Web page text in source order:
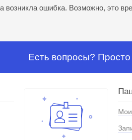
возникла ошибка. Возможно, это
Есть вопросы?